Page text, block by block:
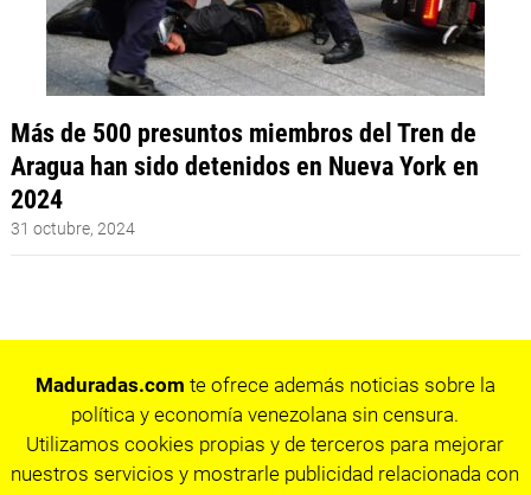
Más de 500 presuntos miembros del Tren de
Aragua han sido detenidos en Nueva York en
2024
31 octubre, 2024
Maduradas.com te ofrece además noticias sobre la
política y economía venezolana sin censura.
Utilizamos cookies propias y de terceros para mejorar
nuestros servicios y mostrarle publicidad relacionada con